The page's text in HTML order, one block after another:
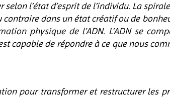
l’état d’esprit de l’individu. La
dans un état créatif ou de
physique de l’ADN. L’ADN se
capable de répondre à ce que nous
pour transformer et restructurer les